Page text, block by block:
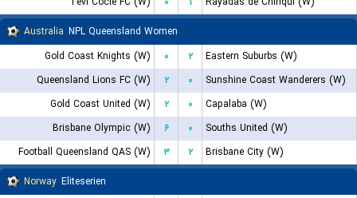
Australia NPL Queensland Women
Gold Coast Knights (W)
۰ ۲
Eastern Suburbs (W)
Queensland Lions FC (W)
۲ ۰
Sunshine Coast Wanderers (W)
Gold Coast United (W)
۲ ۰
Capalaba (W)
Brisbane Olympic (W)
۶ ۰
Souths United (W)
Football Queensland QAS (W)
۳ ۲
Brisbane City (W)
Norway Eliteserien